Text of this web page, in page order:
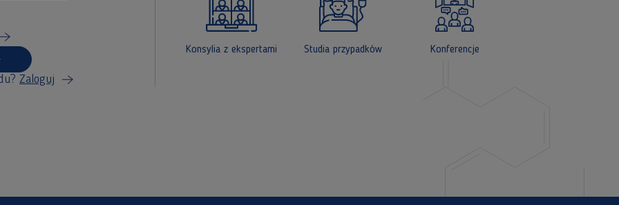
Zaloguj
Konsylia z ekspertami Studia przypadków Konferencje